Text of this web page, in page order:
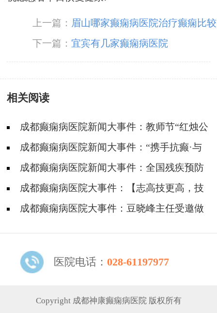
上一篇： 眉山哪家癫痫病医院治疗癫痫比较
下一篇： 宜宾有几家癫痫病医院
相关阅读
成都癫痫病医院新闻大事件：教师节“红烛公
益计划”帮助癫痫教师走出病魔困扰，重返三尺
讲台
成都癫痫病医院新闻大事件：“携手抗癫·与
爱同行”四川省癫痫病康复基金筛查救助活动走
进威远县
成都癫痫病医院新闻大事件：全国残疾预防
日，降低因癫痫病致残发生率，神康倡导癫痫诊
治越早越好
成都癫痫病医院大事件：【志高技更高，技
高德亦高】癫痫学子高考后手捧锦旗致谢张志高
成都癫痫病医院大事件：豆晓峰主任受邀做
受控制的癫痫》
医院电话： 028-61197977
Copyright 成都神康癫痫病医院 版权所有